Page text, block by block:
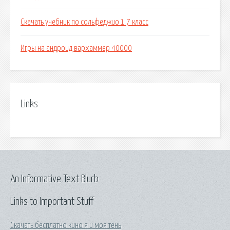
Скачать учебник по сольфеджио 1 7 класс
Игры на андроид вархаммер 40000
Links
Links to Important Stuff
Скачать бесплатно кино я и моя тень
An Informative Text Blurb